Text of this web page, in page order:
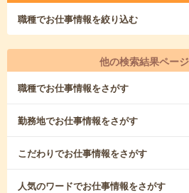
職種でお仕事情報を絞り込む
他の検索結果ペー
職種でお仕事情報をさがす
勤務地でお仕事情報をさがす
こだわりでお仕事情報をさがす
人気のワードでお仕事情報をさがす